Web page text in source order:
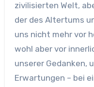
zivilisierten Welt,
der des Altertums
uns nicht mehr vor
wohl aber vor
unserer Gedanken,
Erwartungen – bei